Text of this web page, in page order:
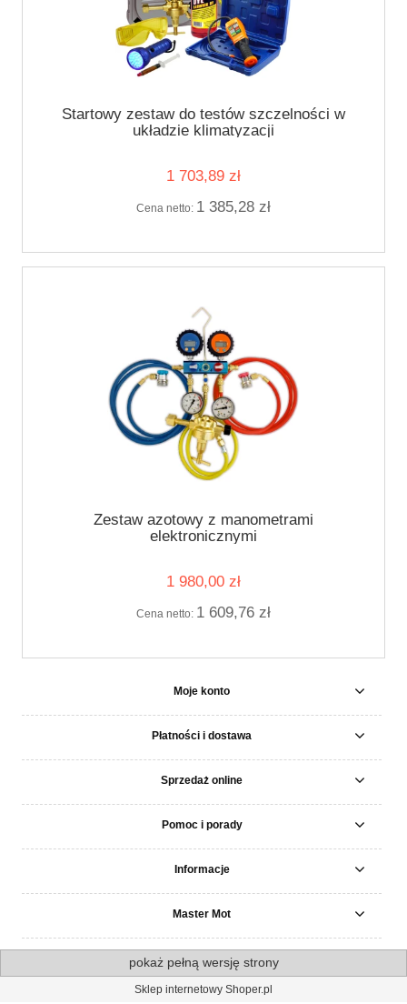
Startowy zestaw do testów szczelności w
układzie klimatyzacji
1 703,89 zł
Cena netto: 1 385,28 zł
Zestaw azotowy z manometrami
elektronicznymi
1 980,00 zł
Cena netto: 1 609,76 zł
Moje konto
Płatności i dostawa
Sprzedaż online
Pomoc i porady
Informacje
Master Mot
pokaż pełną wersję strony
Sklep internetowy Shoper.pl